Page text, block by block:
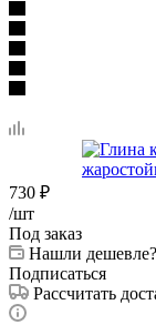
730 ₽
/шт
Под заказ
Нашли дешевле?
Подписаться
Рассчитать